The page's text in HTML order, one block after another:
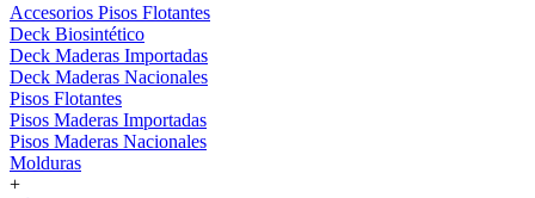
Accesorios Pisos Flotantes
Deck Biosintético
Deck Maderas Importadas
Deck Maderas Nacionales
Pisos Flotantes
Pisos Maderas Importadas
Pisos Maderas Nacionales
Molduras
+